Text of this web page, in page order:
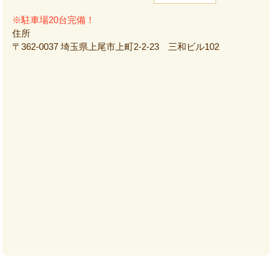
※駐車場20台完備！
住所
〒362-0037 埼玉県上尾市上町2-2-23 三和ビル102